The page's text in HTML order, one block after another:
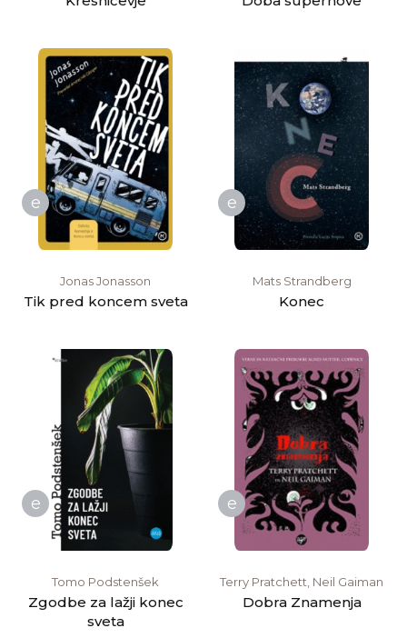
e
Jonas Jonasson
Tik pred koncem sveta
e
Mats Strandberg
Konec
e
Tomo Podstenšek
Zgodbe za lažji konec
sveta
e
Terry Pratchett, Neil Gaiman
Dobra Znamenja